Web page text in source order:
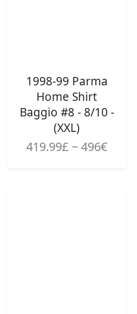
1998-99 Parma
Home Shirt
Baggio #8 - 8/10 -
(XXL)
419.99£ ~ 496€